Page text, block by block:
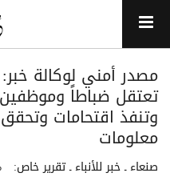
مصدر أمني لوكالة
تعتقل ضباطاً
وتنفذ اقتحامات
معلومات
صنعاء ـ خبر للأنباء ـ تقرير خاص: